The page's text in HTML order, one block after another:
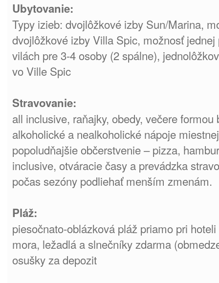
Ubytovanie:
Typy izieb: dvojlôžkové izby Sun/Marina,
dvojlôžkové izby Villa Spic, možnosť
vilách pre 3-4 osoby (2 spálne),
vo Ville Spic
Stravovanie:
all inclusive, raňajky, obedy, večere formou
alkoholické a nealkoholické nápoje
popoludňajšie občerstvenie – pizza,
inclusive, otváracie časy a prevádzka
počas sezóny podliehať menším zmenám.
Pláž:
piesočnato-oblázková pláž priamo pri
mora, ležadlá a slnečníky zdarma
osušky za depozit